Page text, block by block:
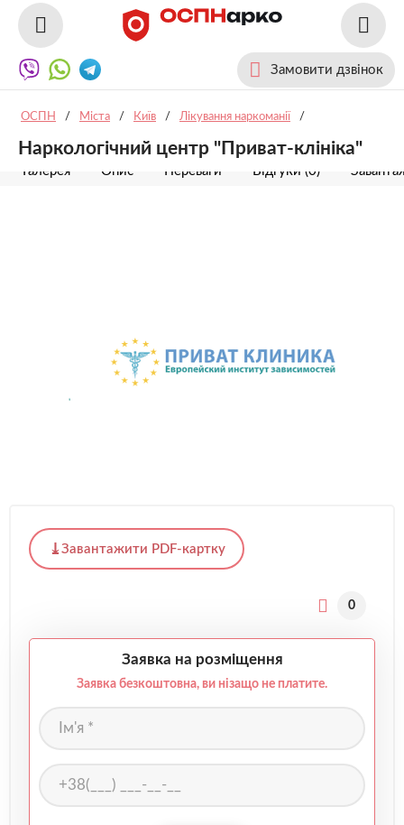
Замовити дзвінок
ОСПН / Міста / Київ / Лікування наркоманії /
Наркологічний центр "Приват-клініка"
Галерея Опис Переваги Відгуки (0)
Завантажити PDF-картку
0
Заявка на розміщення
Заявка безкоштовна, ви нізащо не платите.